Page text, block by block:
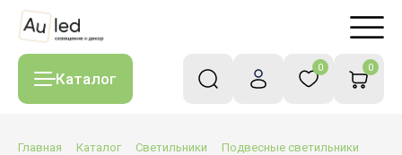
Каталог
0 0
Главная Каталог Светильники
Подвесные светильники